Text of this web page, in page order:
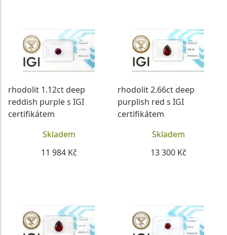
rhodolit 1.12ct deep
reddish purple s IGI
certifikátem
Skladem
11 984 Kč
rhodolit 2.66ct deep
purplish red s IGI
certifikátem
Skladem
13 300 Kč